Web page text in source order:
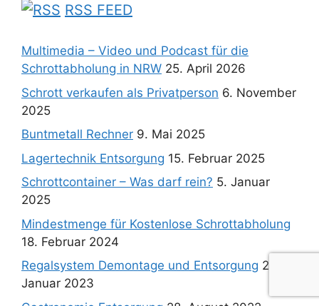
RSS FEED
Multimedia – Video und Podcast für die
Schrottabholung in NRW 25. April 2026
Schrott verkaufen als Privatperson 6. November
2025
Buntmetall Rechner 9. Mai 2025
Lagertechnik Entsorgung 15. Februar 2025
Schrottcontainer – Was darf rein? 5. Januar
2025
Mindestmenge für Kostenlose Schrottabholung
18. Februar 2024
Regalsystem Demontage und Entsorgung 23.
Januar 2023